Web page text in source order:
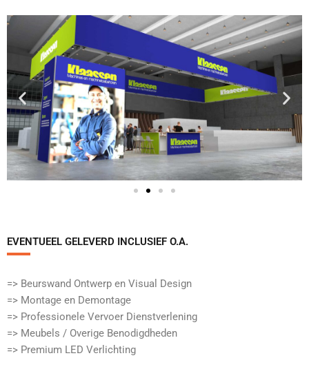
EVENTUEEL GELEVERD INCLUSIEF O.A.​
=> Beurswand Ontwerp en Visual Design
=> Montage en Demontage
=> Professionele Vervoer Dienstverlening
=> Meubels / Overige Benodigdheden
=> Premium LED Verlichting